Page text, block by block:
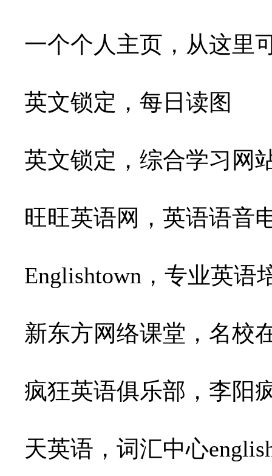
一个个人主页，从这里
英文锁定，每日读图
英文锁定，综合学习网
旺旺英语网，英语语音
Englishtown，专业英语
新东方网络课堂，名校
疯狂英语俱乐部，李阳
天英语，词汇中心